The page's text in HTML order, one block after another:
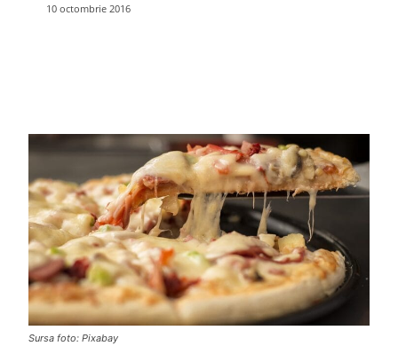
10 octombrie 2016
Sursa foto: Pixabay